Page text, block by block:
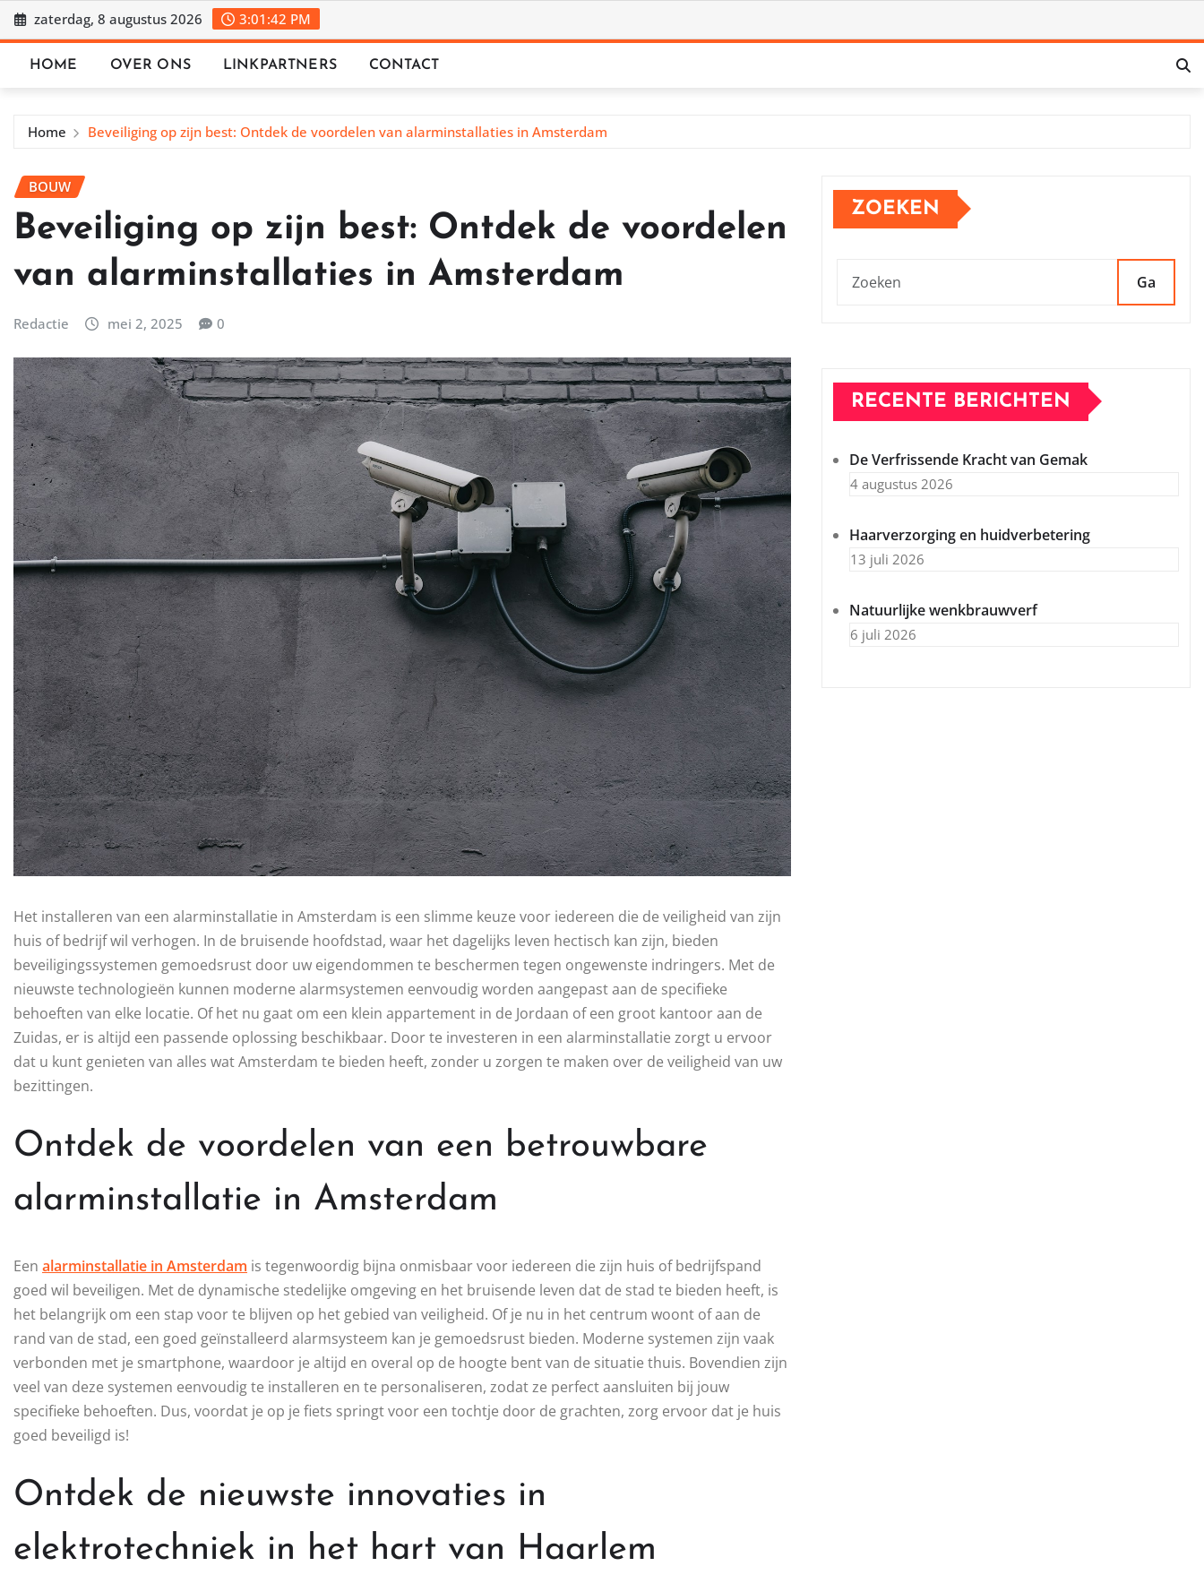
Ga
naar
zaterdag, 8 augustus 2026 3:01:43 PM
HOME OVER ONS LINKPARTNERS CONTACT
Home Beveiliging op zijn best: Ontdek de voordelen van alarminstallaties in Amsterdam
BOUW
Beveiliging op zijn best: Ontdek de voordelen
van alarminstallaties in Amsterdam
Redactie mei 2, 2025 0
Het installeren van een alarminstallatie in Amsterdam is een slimme keuze voor iedereen die de veiligheid van zijn
huis of bedrijf wil verhogen. In de bruisende hoofdstad, waar het dagelijks leven hectisch kan zijn, bieden
beveiligingssystemen gemoedsrust door uw eigendommen te beschermen tegen ongewenste indringers. Met de
nieuwste technologieën kunnen moderne alarmsystemen eenvoudig worden aangepast aan de specifieke
behoeften van elke locatie. Of het nu gaat om een klein appartement in de Jordaan of een groot kantoor aan de
Zuidas, er is altijd een passende oplossing beschikbaar. Door te investeren in een alarminstallatie zorgt u ervoor
dat u kunt genieten van alles wat Amsterdam te bieden heeft, zonder u zorgen te maken over de veiligheid van uw
bezittingen.
Ontdek de voordelen van een betrouwbare
alarminstallatie in Amsterdam
Een alarminstallatie in Amsterdam is tegenwoordig bijna onmisbaar voor iedereen die zijn huis of bedrijfspand
goed wil beveiligen. Met de dynamische stedelijke omgeving en het bruisende leven dat de stad te bieden heeft, is
het belangrijk om een stap voor te blijven op het gebied van veiligheid. Of je nu in het centrum woont of aan de
rand van de stad, een goed geïnstalleerd alarmsysteem kan je gemoedsrust bieden. Moderne systemen zijn vaak
verbonden met je smartphone, waardoor je altijd en overal op de hoogte bent van de situatie thuis. Bovendien zijn
veel van deze systemen eenvoudig te installeren en te personaliseren, zodat ze perfect aansluiten bij jouw
specifieke behoeften. Dus, voordat je op je fiets springt voor een tochtje door de grachten, zorg ervoor dat je huis
goed beveiligd is!
Ontdek de nieuwste innovaties in
elektrotechniek in het hart van Haarlem
ZOEKEN
Ga
RECENTE BERICHTEN
De Verfrissende Kracht van Gemak
4 augustus 2026
Haarverzorging en huidverbetering
13 juli 2026
Natuurlijke wenkbrauwverf
6 juli 2026